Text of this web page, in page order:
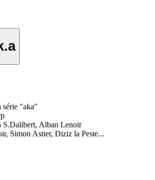
série "aka"
S.Dalibert, Alban Lenoir
Simon Astier, Diziz la Peste...